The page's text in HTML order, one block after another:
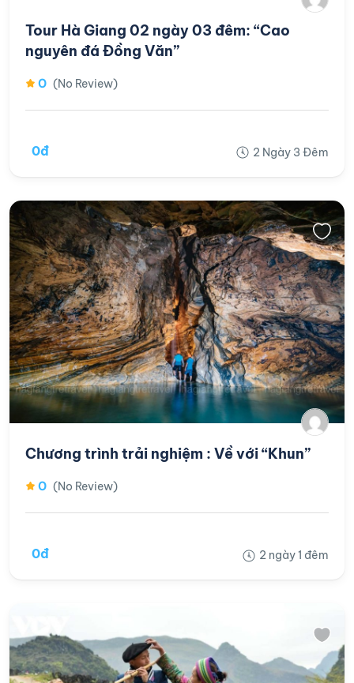
Tour Hà Giang 02 ngày 03 đêm: “Cao
nguyên đá Đồng Văn”
0 (No Review)
0đ 2 Ngày 3 Đêm
Chương trình trải nghiệm : Về với “Khun”
0 (No Review)
0đ 2 ngày 1 đêm